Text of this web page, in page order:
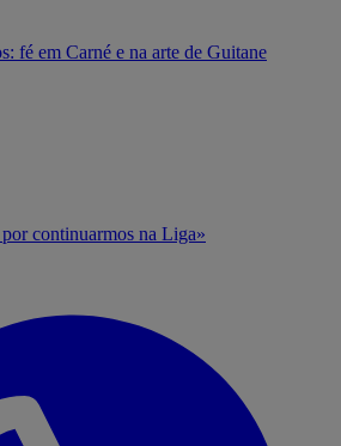
fé em Carné e na arte de Guitane
continuarmos na Liga»